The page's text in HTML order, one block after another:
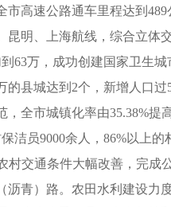
高速公路通车里程达到
明、上海航线，综合立体
63万，成功创建国家卫生
县城达到2个，新增人口
全市城镇化率由35.38%提
员9000余人，86%以上
交通条件大幅改善，完成
青）路。农田水利建设力